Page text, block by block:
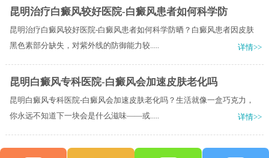
昆明治疗白癜风较好医院-白癜风患者如何科学防
昆明治疗白癜风较好医院-白癜风患者如何科学防晒？白癜风患者因皮肤
黑色素部分缺失，对紫外线的防御能力较.....
详情>>
昆明白癜风专科医院-白癜风会加速皮肤老化吗
昆明白癜风专科医院-白癜风会加速皮肤老化吗？生活就像一盒巧克力，
你永远不知道下一块会是什么滋味——或.....
详情>>